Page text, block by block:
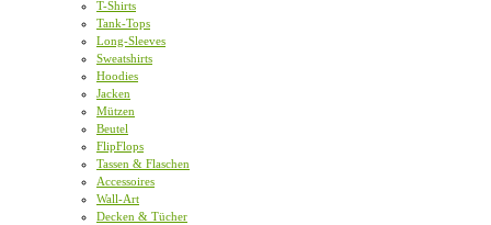
T-Shirts
Tank-Tops
Long-Sleeves
Sweatshirts
Hoodies
Jacken
Mützen
Beutel
FlipFlops
Tassen & Flaschen
Accessoires
Wall-Art
Decken & Tücher